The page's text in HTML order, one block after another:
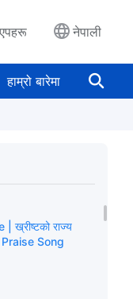
नेपाली
हाम्रो बारेमा
पछ्याओस् र बाँचोस् भन्ने
Song
ख्रीष्टको राज्य
| Praise Song